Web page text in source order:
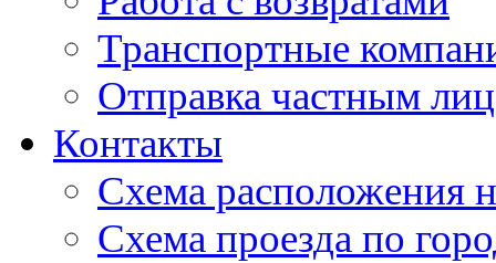
Транспортные
Отправка частным
Контакты
Схема расположения
Схема проезда по